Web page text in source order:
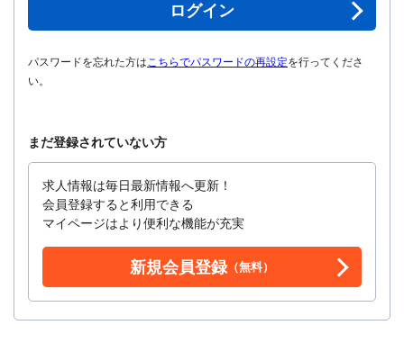
ログイン
パスワードを忘れた方はこちらでパスワードの再設定を行ってくださ
い。
まだ登録されていない方
求人情報は毎日最新情報へ更新！
会員登録すると利用できる
マイページはより便利な機能が充実
新規会員登録（無料）